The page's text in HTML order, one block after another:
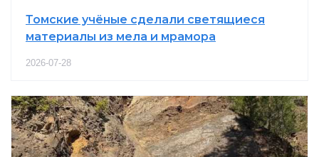
Томские учёные сделали светящиеся
материалы из мела и мрамора
2026-07-28